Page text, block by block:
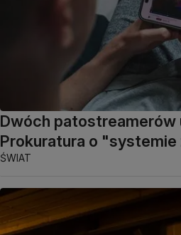
Dwóch patostreamerów
Prokuratura o "systemie
ŚWIAT